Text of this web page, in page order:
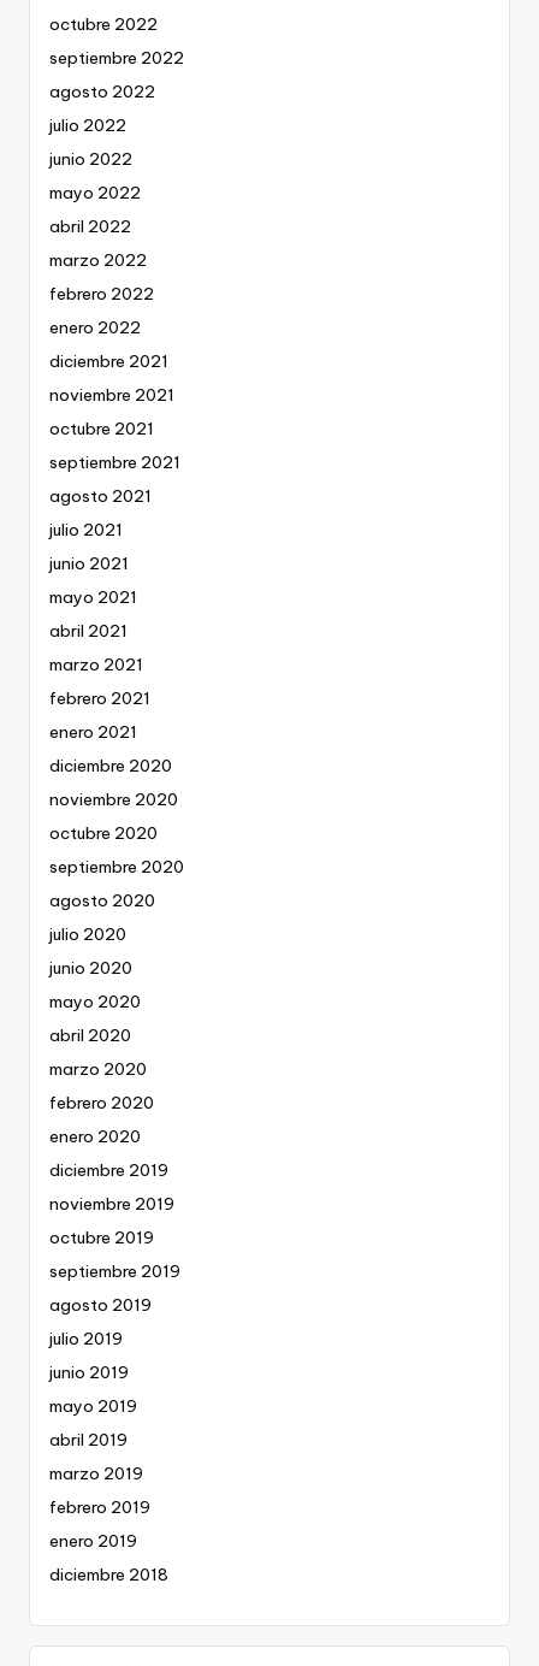
octubre 2022
septiembre 2022
agosto 2022
julio 2022
junio 2022
mayo 2022
abril 2022
marzo 2022
febrero 2022
enero 2022
diciembre 2021
noviembre 2021
octubre 2021
septiembre 2021
agosto 2021
julio 2021
junio 2021
mayo 2021
abril 2021
marzo 2021
febrero 2021
enero 2021
diciembre 2020
noviembre 2020
octubre 2020
septiembre 2020
agosto 2020
julio 2020
junio 2020
mayo 2020
abril 2020
marzo 2020
febrero 2020
enero 2020
diciembre 2019
noviembre 2019
octubre 2019
septiembre 2019
agosto 2019
julio 2019
junio 2019
mayo 2019
abril 2019
marzo 2019
febrero 2019
enero 2019
diciembre 2018